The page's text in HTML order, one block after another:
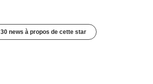
30 news à propos de cette star